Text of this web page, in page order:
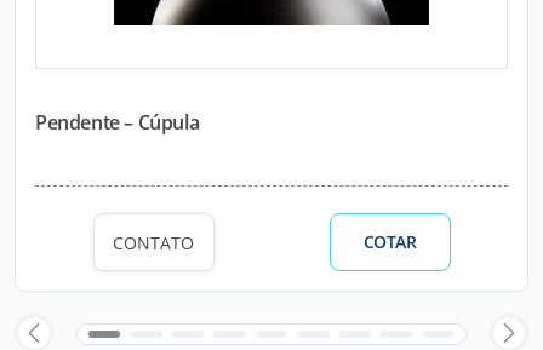
Pendente – Cúpula
CONTATO COTAR